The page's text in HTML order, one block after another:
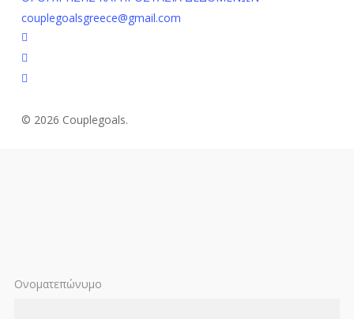
couplegoalsgreece@gmail.com
facebook
youtube
instagram
© 2026 Couplegoals.
Ονοματεπώνυμο